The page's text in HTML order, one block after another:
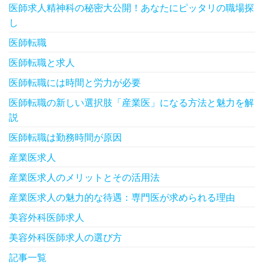
医師求人精神科の秘密大公開！あなたにピッタリの職場探
し
医師転職
医師転職と求人
医師転職には時間と労力が必要
医師転職の新しい選択肢「産業医」になる方法と魅力を解
説
医師転職は勤務時間が原因
産業医求人
産業医求人のメリットとその活用法
産業医求人の魅力的な待遇：専門医が求められる理由
美容外科医師求人
美容外科医師求人の選び方
記事一覧